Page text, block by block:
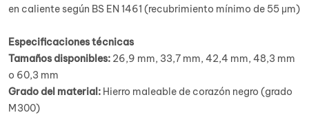
en caliente según BS EN 1461 (recubrimiento mínimo de 55 μm)
Especificaciones técnicas
Tamaños disponibles:26,9 mm, 33,7 mm, 42,4 mm, 48,3 mm
o 60,3 mm
Grado del material:Hierro maleable de corazón negro (grado
M300)